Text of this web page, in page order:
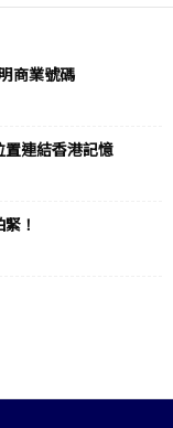
商業號碼
置連結香港記憶
！